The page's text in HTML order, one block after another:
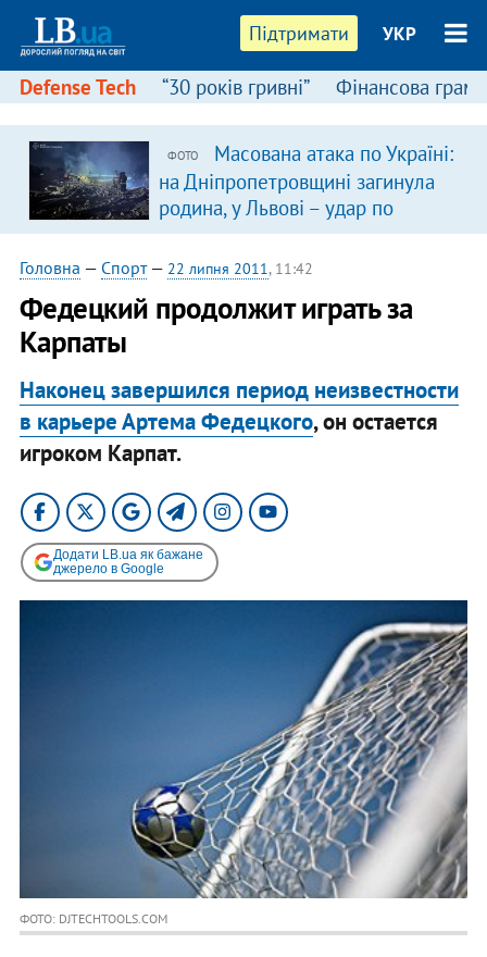
Підтримати УКР
Defense Tech “30 років гривні” Фінансова
ФОТО
Масована атака по Україні:
на Дніпропетровщині загинула
родина, у Львові – удар по
багатоповерхівках
(доповнюється)
Головна — Спорт— 22 липня 2011, 11:42
Федецкий продолжит играть за
Карпаты
Наконец завершился период неизвестности
в карьере Артема Федецкого, он остается
игроком Карпат.
Додати LB.ua як бажане
джерело в Google
ФОТО: DJTECHTOOLS.COM